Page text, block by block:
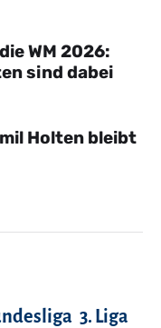
WM 2026:
sind dabei
Holten bleibt
3. Liga